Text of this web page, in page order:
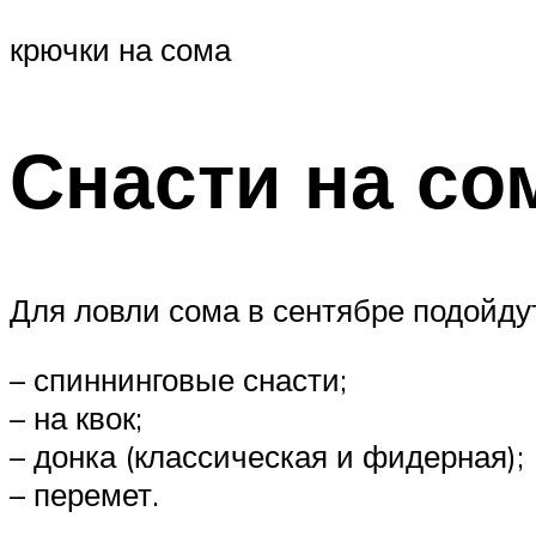
крючки на сома
Снасти на
Для ловли сома в сентябре
– спиннинговые снасти;
– на квок;
– донка (классическая и фидерная);
– перемет.